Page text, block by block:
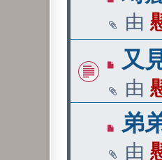
由
又
由
弟
由